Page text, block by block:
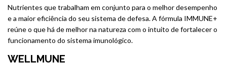
Nutrientes que trabalham em conjunto para o melhor desempenho
e a maior eficiência do seu sistema de defesa. A fórmula IMMUNE+
reúne o que há de melhor na natureza com o intuito de fortalecer o
funcionamento do sistema imunológico.
WELLMUNE